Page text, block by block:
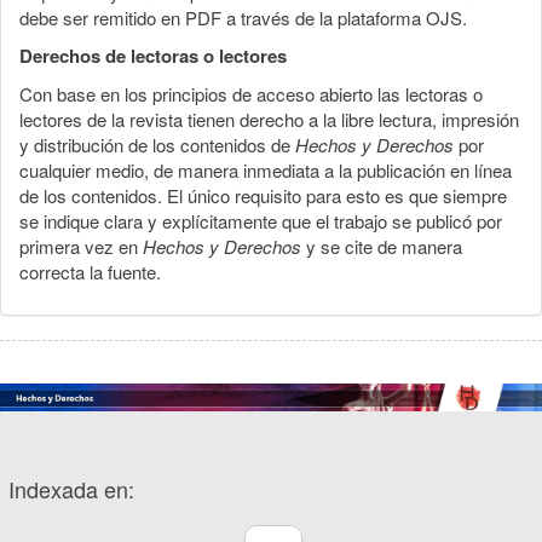
debe ser remitido en PDF a través de la plataforma OJS.
Derechos de lectoras o lectores
Con base en los principios de acceso abierto las lectoras o
lectores de la revista tienen derecho a la libre lectura, impresión
y distribución de los contenidos deHechos y Derechos por
cualquier medio, de manera inmediata a la publicación en línea
de los contenidos. El único requisito para esto es que siempre
se indique clara y explícitamente que el trabajo se publicó por
primera vez enHechos y Derechos y se cite de manera
correcta la fuente.
Indexada en: